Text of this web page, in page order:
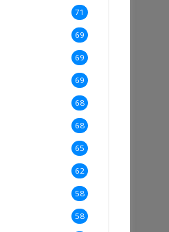
71
69
69
69
68
68
65
62
58
58